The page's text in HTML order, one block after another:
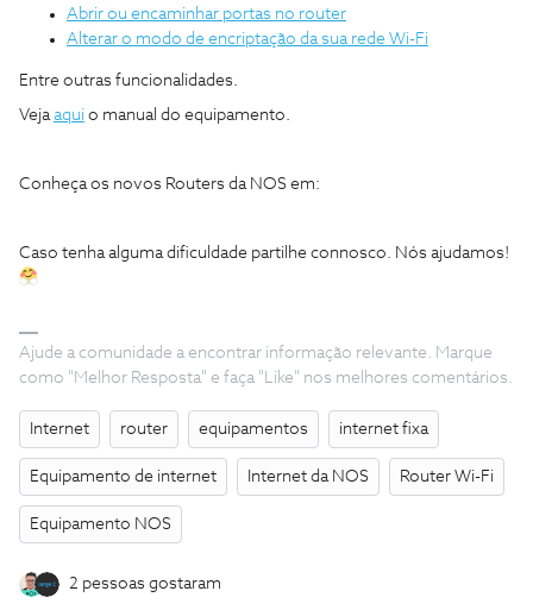
Abrir ou encaminhar portas no router
Alterar o modo de encriptação da sua rede Wi-Fi
Entre outras funcionalidades.
Vejaaqui o manual do equipamento.
Conheça os novos Routers da NOS em:
Caso tenha alguma dificuldade partilhe connosco. Nós ajudamos!
Ajude a comunidade a encontrar informação relevante. Marque
como "Melhor Resposta" e faça "Like" nos melhores comentários.
Internet router equipamentos internet fixa
Equipamento de internet Internet da NOS Router Wi-Fi
Equipamento NOS
2 pessoas gostaram